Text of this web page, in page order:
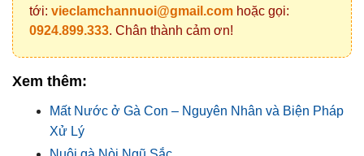
tới: vieclamchannuoi@gmail.com hoặc gọi:
0924.899.333. Chân thành cảm ơn!
Xem thêm:
Mất Nước ở Gà Con – Nguyên Nhân và Biện Pháp
Xử Lý